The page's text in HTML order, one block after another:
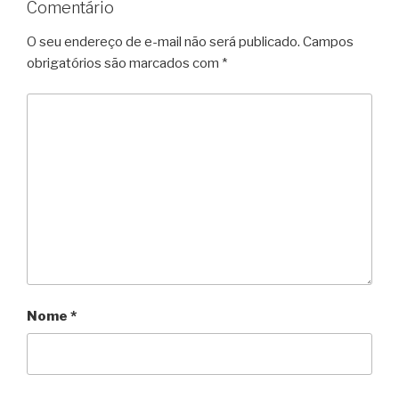
Comentário
O seu endereço de e-mail não será publicado. Campos
obrigatórios são marcados com *
Nome *